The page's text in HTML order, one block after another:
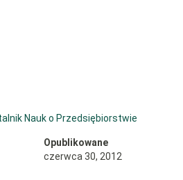
Nauk o Przedsiębiorstwie
Opublikowane
czerwca 30, 2012